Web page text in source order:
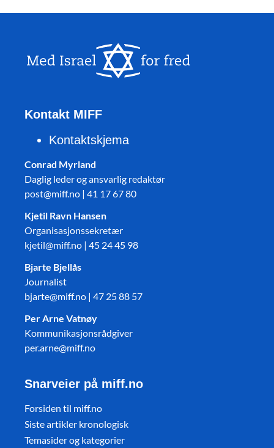
Kontakt MIFF
Kontaktskjema
Conrad Myrland
Daglig leder og ansvarlig redaktør
post@miff.no | 41 17 67 80
Kjetil Ravn Hansen
Organisasjonssekretær
kjetil@miff.no | 45 24 45 98
Bjarte Bjellås
Journalist
bjarte@miff.no | 47 25 88 57
Per Arne Vatnøy
Kommunikasjonsrådgiver
per.arne@miff.no
Snarveier på miff.no
Forsiden til miff.no
Siste artikler kronologisk
Temasider og kategorier